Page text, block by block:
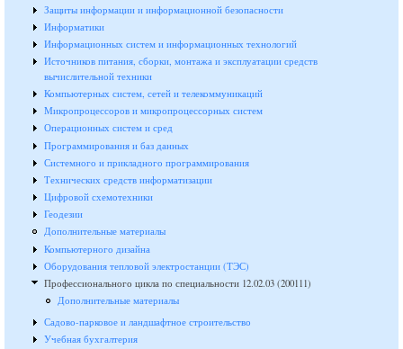
Защиты информации и информационной безопасности
Информатики
Информационных систем и информационных технологий
Источников питания, сборки, монтажа и эксплуатации средств
вычислительной техники
Компьютерных систем, сетей и телекоммуникаций
Микропроцессоров и микропроцессорных систем
Операционных систем и сред
Программирования и баз данных
Системного и прикладного программирования
Технических средств информатизации
Цифровой схемотехники
Геодезии
Дополнительные материалы
Компьютерного дизайна
Оборудования тепловой электростанции (ТЭС)
Профессионального цикла по специальности 12.02.03 (200111)
Дополнительные материалы
Садово-парковое и ландшафтное строительство
Учебная бухгалтерия